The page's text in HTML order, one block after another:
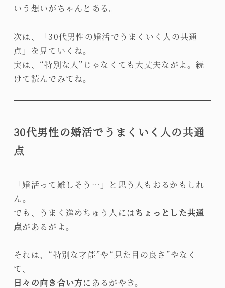
いう想いがちゃんとある。
次は、「30代男性の婚活でうまくいく人の共通
点」を見ていくね。
実は、“特別な人”じゃなくても大丈夫ながよ。続
けて読んでみてね。
30代男性の婚活でうまくいく人の共通
点
「婚活って難しそう…」と思う人もおるかもしれ
ん。
でも、うまく進めちゅう人にはちょっとした共通
点があるがよ。
それは、“特別な才能”や“見た目の良さ”やなく
て、
日々の向き合い方にあるがやき。